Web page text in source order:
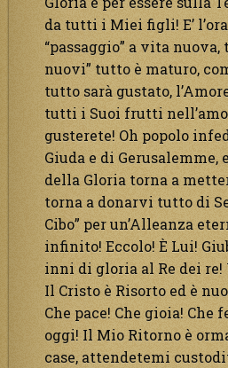
da tutti i Miei figli! E’
“passaggio” a vita
nuovi” tutto è maturo,
tutto sarà gustato,
tutti i Suoi frutti
gusterete! Oh popolo
Giuda e di Gerusalemme,
della Gloria torna a
torna a donarvi tutto di
Cibo” per un’Alleanza
infinito! Eccolo! È Lui!
inni di gloria al Re dei re!
Il Cristo è Risorto ed è
Che pace! Che gioia! Che
oggi! Il Mio Ritorno è
case, attendetemi